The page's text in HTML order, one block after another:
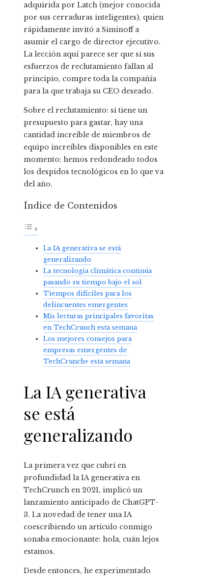
adquirida por Latch (mejor conocida
por sus cerraduras inteligentes), quien
rápidamente invitó a Siminoff a
asumir el cargo de director ejecutivo.
La lección aquí parece ser que si sus
esfuerzos de reclutamiento fallan al
principio, compre toda la compañía
para la que trabaja su CEO deseado.
Sobre el reclutamiento: si tiene un
presupuesto para gastar, hay una
cantidad increíble de miembros de
equipo increíbles disponibles en este
momento; hemos redondeado todos
los despidos tecnológicos en lo que va
del año.
Índice de Contenidos
La IA generativa se está
generalizando
La tecnología climática continúa
pasando su tiempo bajo el sol
Tiempos difíciles para los
delincuentes emergentes
Mis lecturas principales favoritas
en TechCrunch esta semana
Los mejores consejos para
empresas emergentes de
TechCrunch+ esta semana
La IA generativa
se está
generalizando
La primera vez que cubrí en
profundidad la IA generativa en
TechCrunch en 2021, implicó un
lanzamiento anticipado de ChatGPT-
3. La novedad de tener una IA
coescribiendo un artículo conmigo
sonaba emocionante: hola, cuán lejos
estamos.
Desde entonces, he experimentado